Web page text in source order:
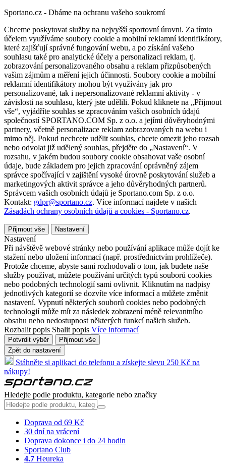
Sportano.cz - Dbáme na ochranu vašeho soukromí
Chceme poskytovat služby na nejvyšší sportovní úrovni. Za tímto
účelem využíváme soubory cookie a mobilní reklamní identifikátory,
které zajišťují správné fungování webu, a po získání vašeho
souhlasu také pro analytické účely a personalizaci reklam, tj.
zobrazování personalizovaného obsahu a reklam přizpůsobených
vašim zájmům a měření jejich účinnosti. Soubory cookie a mobilní
reklamní identifikátory mohou být využívány jak pro
personalizované, tak i nepersonalizované reklamní aktivity - v
závislosti na souhlasu, který jste udělili. Pokud kliknete na „Přijmout
vše“, vyjádříte souhlas se zpracováním vašich osobních údajů
společností SPORTANO.COM Sp. z o.o. a jejími důvěryhodnými
partnery, včetně personalizace reklam zobrazovaných na webu i
mimo něj. Pokud nechcete udělit souhlas, chcete omezit jeho rozsah
nebo odvolat již udělený souhlas, přejděte do „Nastavení“. V
rozsahu, v jakém budou soubory cookie obsahovat vaše osobní
údaje, bude základem pro jejich zpracování oprávněný zájem
správce spočívající v zajištění vysoké úrovně poskytování služeb a
marketingových aktivit správce a jeho důvěryhodných partnerů.
Správcem vašich osobních údajů je Sportano.com Sp. z o.o.
Kontakt: gdpr@sportano.cz. Více informací najdete v našich
Zásadách ochrany osobních údajů a cookies - Sportano.cz.
Přijmout vše Nastavení
Nastavení
Při návštěvě webové stránky nebo používání aplikace může dojít ke
stažení nebo uložení informací (např. prostřednictvím prohlížeče).
Protože chceme, abyste sami rozhodovali o tom, jak budete naše
služby používat, můžete používání určitých typů souborů cookies
nebo podobných technologií sami ovlivnit. Kliknutím na nadpisy
jednotlivých kategorií se dozvíte více informací a můžete změnit
nastavení. Vypnutí některých souborů cookies nebo podobných
technologií může mít za následek zobrazení méně relevantního
obsahu nebo nedostupnost některých funkcí našich služeb.
Rozbalit popis Sbalit popis Více informací
Potvrdit výběr
Přijmout vše
Zpět do nastavení
Stáhněte si aplikaci do telefonu a získejte slevu 250 Kč na
nákupy!
Hledejte podle produktu, kategorie nebo značky
Doprava od 69 Kč
30 dní na vrácení
Doprava dokonce i do 24 hodin
Sportano Club
4.7 Heureka